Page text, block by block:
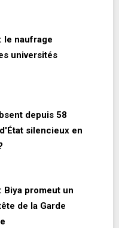
le naufrage
universités
depuis 58
silencieux en
Biya promeut un
de la Garde